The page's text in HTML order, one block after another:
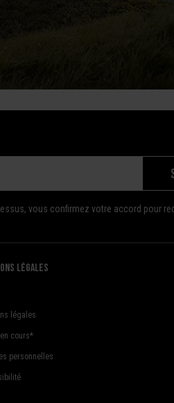
vous confirmez votre accord pour
légales
légales
cours*
personnelles